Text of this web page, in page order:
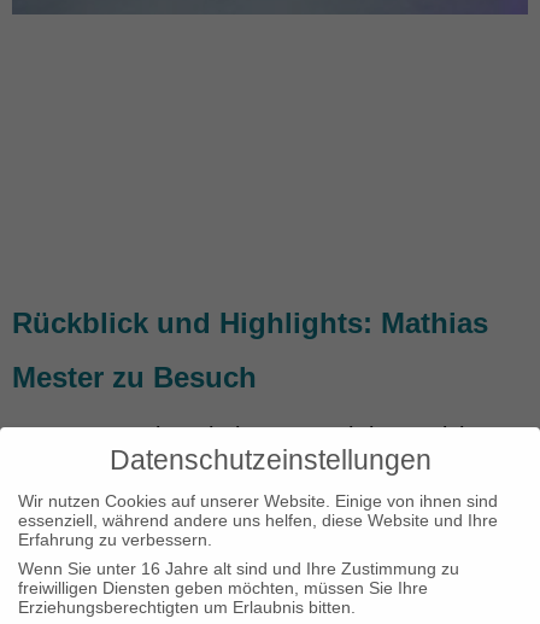
Rückblick und Highlights: Mathias
Mester zu Besuch
Am 15.11. gab es hohen Besuch im Basislager
– oder vielleicht sagen wir besser „berühmten“
Besuch. Denn besonders groß ist Mathias
Mester nicht, aber eines der beliebtesten und
bekanntesten Gesichter des deutschen Para-
Sports. Insgesamt erzielte der 142,5 cm große
Datenschutzeinstellungen
Wir nutzen Cookies auf unserer Website. Einige von ihnen sind
essenziell, während andere uns helfen, diese Website und Ihre
Erfahrung zu verbessern.
Wenn Sie unter 16 Jahre alt sind und Ihre Zustimmung zu
freiwilligen Diensten geben möchten, müssen Sie Ihre
Erziehungsberechtigten um Erlaubnis bitten.